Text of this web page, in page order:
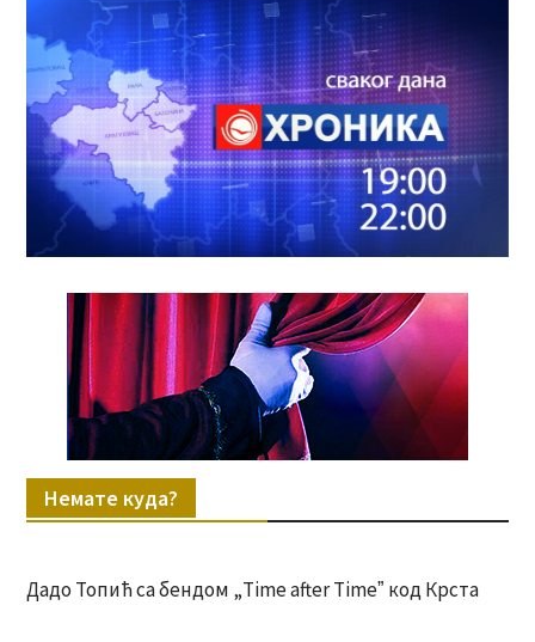
Немате куда?
Дадо Топић са бендом „Time after Timeˮ код Крста